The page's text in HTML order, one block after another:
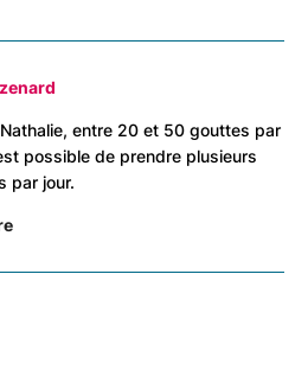
entre 20 et 50 gouttes par
possible de prendre plusieurs
par jour.